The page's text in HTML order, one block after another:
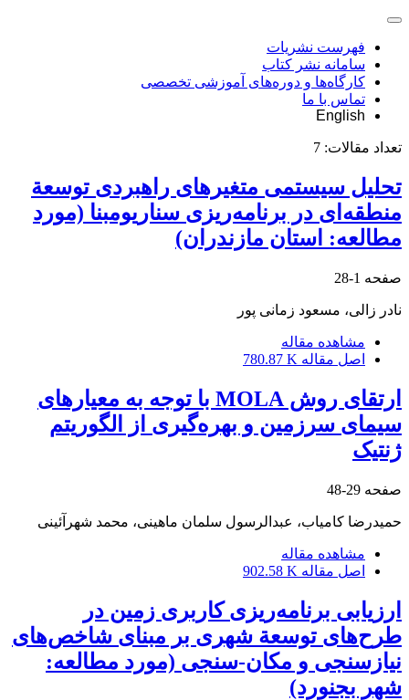
فهرست نشریات
سامانه نشر کتاب
کارگاه‌ها و دوره‌های آموزشی تخصصی
تماس با ما
English
تعداد مقالات: 7
تحلیل سیستمی متغیرهای راهبردی توسعة
منطقه‌ای در برنامه‌ریزی سناریومبنا (مورد
مطالعه: استان مازندران)
صفحه 1-28
نادر زالی، مسعود زمانی پور
مشاهده مقاله
اصل مقاله 780.87 K
ارتقای روش MOLA با توجه به معیارهای
سیمای سرزمین و بهره‌گیری از الگوریتم
ژنتیک
صفحه 29-48
حمیدرضا کامیاب، عبدالرسول سلمان ماهینی، محمد شهرآئینی
مشاهده مقاله
اصل مقاله 902.58 K
ارزیابی برنامه‌ریزی کاربری زمین در
طرح‌های توسعة شهری بر مبنای شاخص‌های
نیازسنجی و مکان-سنجی (مورد مطالعه:
شهر بجنورد)